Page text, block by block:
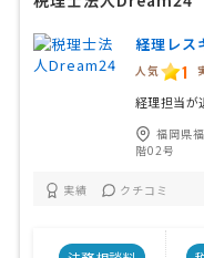
経理レス
人気 1
経理担当が
福岡県
階02号
実績 クチコミ